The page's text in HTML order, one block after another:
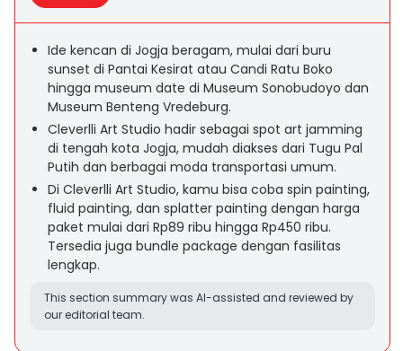
Ide kencan di Jogja beragam, mulai dari buru
sunset di Pantai Kesirat atau Candi Ratu Boko
hingga museum date di Museum Sonobudoyo dan
Museum Benteng Vredeburg.
Cleverlli Art Studio hadir sebagai spot art jamming
di tengah kota Jogja, mudah diakses dari Tugu Pal
Putih dan berbagai moda transportasi umum.
Di Cleverlli Art Studio, kamu bisa coba spin painting,
fluid painting, dan splatter painting dengan harga
paket mulai dari Rp89 ribu hingga Rp450 ribu.
Tersedia juga bundle package dengan fasilitas
lengkap.
This section summary was AI-assisted and reviewed by
our editorial team.